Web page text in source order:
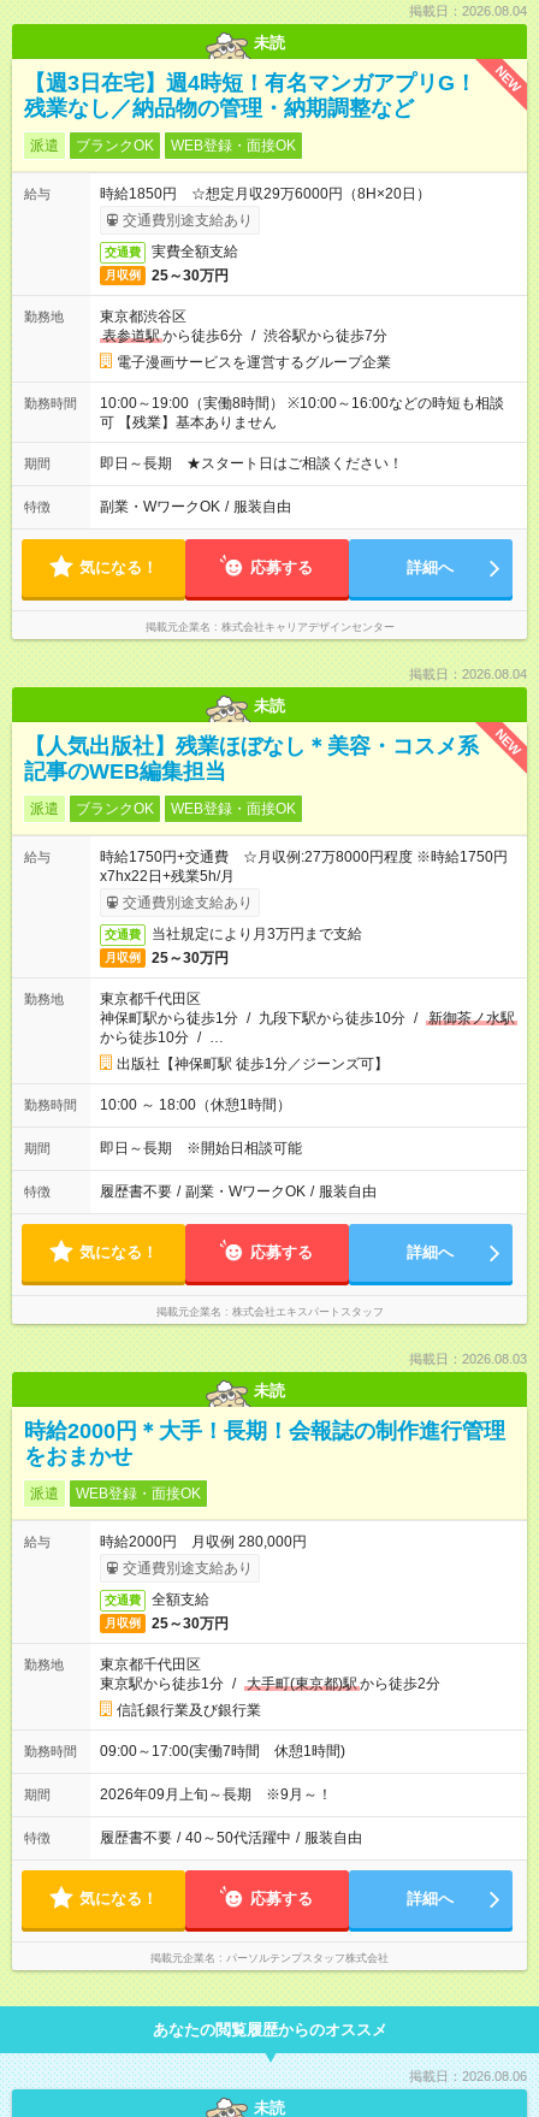
掲載日：2026.08.04
未読
NEW
【週3日在宅】週4時短！有名マンガアプリG！
残業なし／納品物の管理・納期調整など
派遣 ブランクOK WEB登録・面接OK
給与
時給1850円 ☆想定月収29万6000円（8H×20日）
交通費別途支給あり
交通費 実費全額支給
月収例 25～30万円
勤務地
東京都渋谷区
表参道駅から徒歩6分 / 渋谷駅から徒歩7分
電子漫画サービスを運営するグループ企業
勤務時間
10:00～19:00（実働8時間） ※10:00～16:00などの時短も相談
可 【残業】基本ありません
期間 即日～長期 ★スタート日はご相談ください！
特徴 副業・WワークOK / 服装自由
気になる！ 応募する 詳細へ
掲載元企業名 株式会社キャリアデザインセンター
掲載日：2026.08.04
未読
NEW
【人気出版社】残業ほぼなし＊美容・コスメ系
記事のWEB編集担当
派遣 ブランクOK WEB登録・面接OK
給与
時給1750円+交通費 ☆月収例:27万8000円程度 ※時給1750円
x7hx22日+残業5h/月
交通費別途支給あり
交通費 当社規定により月3万円まで支給
月収例 25～30万円
勤務地
東京都千代田区
神保町駅から徒歩1分 / 九段下駅から徒歩10分 / 新御茶ノ水駅
から徒歩10分 / …
出版社【神保町駅 徒歩1分／ジーンズ可】
勤務時間 10:00 ～ 18:00（休憩1時間）
期間 即日～長期 ※開始日相談可能
特徴 履歴書不要 / 副業・WワークOK / 服装自由
気になる！ 応募する 詳細へ
掲載元企業名 株式会社エキスパートスタッフ
掲載日：2026.08.03
未読
時給2000円＊大手！長期！会報誌の制作進行管理
をおまかせ
派遣 WEB登録・面接OK
給与
時給2000円 月収例 280,000円
交通費別途支給あり
交通費 全額支給
月収例 25～30万円
勤務地
東京都千代田区
東京駅から徒歩1分 / 大手町(東京都)駅から徒歩2分
信託銀行業及び銀行業
勤務時間 09:00～17:00(実働7時間 休憩1時間)
期間 2026年09月上旬～長期 ※9月～！
特徴 履歴書不要 / 40～50代活躍中 / 服装自由
気になる！ 応募する 詳細へ
掲載元企業名 パーソルテンプスタッフ株式会社
あなたの閲覧履歴からのオススメ
掲載日：2026.08.06
未読